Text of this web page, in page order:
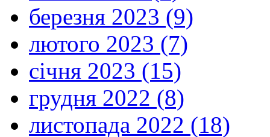
березня 2023 (9)
лютого 2023 (7)
січня 2023 (15)
грудня 2022 (8)
листопада 2022 (18)